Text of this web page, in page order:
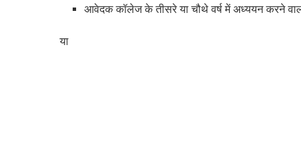
आवेदक कॉलेज के तीसरे या चौथे वर्ष में अध्ययन करने वाला
या